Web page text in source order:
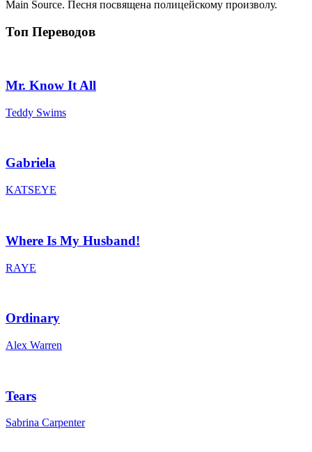
Main Source. Песня посвящена полицейскому произволу.
Топ Переводов
Mr. Know It All
Teddy Swims
Gabriela
KATSEYE
Where Is My Husband!
RAYE
Ordinary
Alex Warren
Tears
Sabrina Carpenter